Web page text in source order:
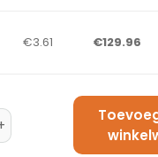
€3.61 €129.96
50 mm x